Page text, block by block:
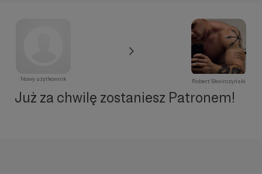
Nowy użytkownik Robert Skwirczyński
Już za chwilę zostaniesz Patronem!